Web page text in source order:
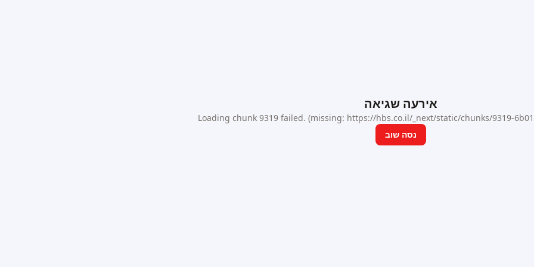
אירעה שגיאה
Loading chunk 9319 failed. (missing: https://hbs.co.il/_next/static/chunks/9319-
נסה שוב